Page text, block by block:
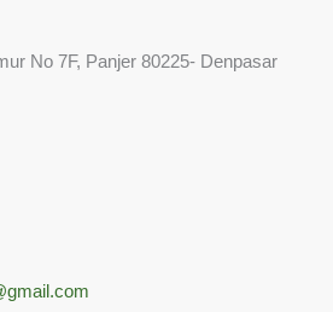
No 7F, Panjer 80225- Denpasar